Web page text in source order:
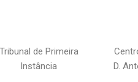
Tribunal de Primeira
Instância
D.